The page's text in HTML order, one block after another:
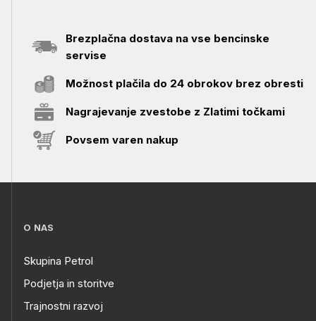
Brezplačna dostava na vse bencinske
servise
Možnost plačila do 24 obrokov brez obresti
Nagrajevanje zvestobe z Zlatimi točkami
Povsem varen nakup
O NAS
Skupina Petrol
Podjetja in storitve
Trajnostni razvoj